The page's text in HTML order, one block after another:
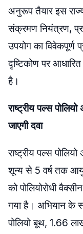
अनुरूप तैयार इस
संक्रमण नियंत्रण,
उपयोग का
दृष्टिकोण पर
है।
राष्ट्रीय पल्स
जाएगी दवा
राष्ट्रीय पल्स
शून्य से 5 वर्ष तक
को पोलियोरोधी
गया है। अभियान के
पोलियो बूथ, 1.66